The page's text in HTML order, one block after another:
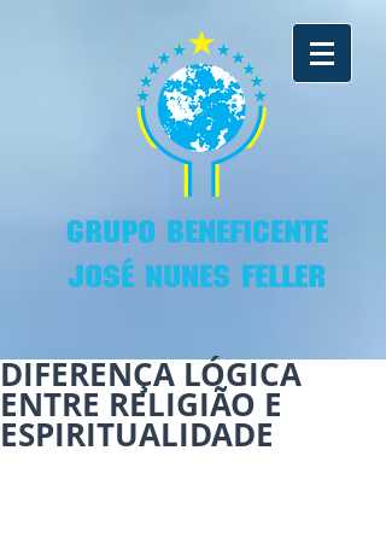
GRUPO BENEFICENTE
JOSÉ NUNES FELLER
DIFERENÇA LÓGICA
ENTRE RELIGIÃO E
ESPIRITUALIDADE